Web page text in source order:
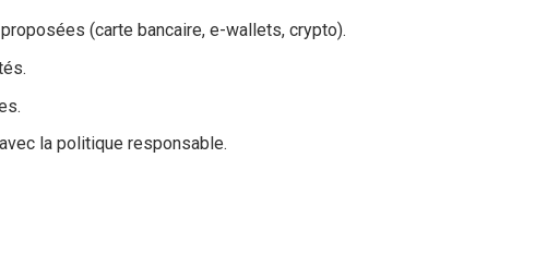
(carte bancaire, e-wallets, crypto).
la politique responsable.